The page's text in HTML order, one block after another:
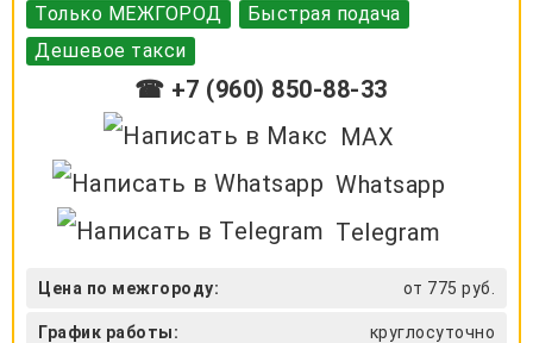
Только МЕЖГОРОД
Быстрая подача
Дешевое такси
☎ +7 (960) 850-88-33
MAX
Whatsapp
Telegram
Цена по межгороду: от 775 руб.
График работы: круглосуточно